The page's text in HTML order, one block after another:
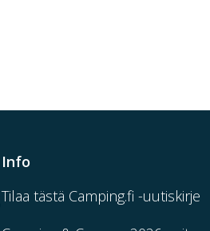
Info
Tilaa tästä Camping.fi -uutiskirje